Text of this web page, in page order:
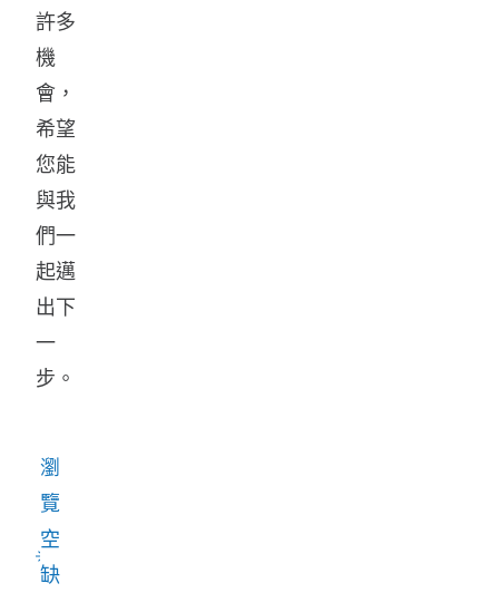
許多
機
會，
希望
您能
與我
們一
起邁
出下
一
步。
瀏
覽
空
缺